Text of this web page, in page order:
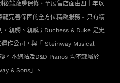
後端廠房保修、至展售店面由四十年以
龍完善保固的全方位精緻服務 - 只有精
，親觸、親感；Duchess & Duke 是史
運作公司，與「 Steinway Musical
。本網站及D&D Pianos 均不隸屬於
& Sons」。